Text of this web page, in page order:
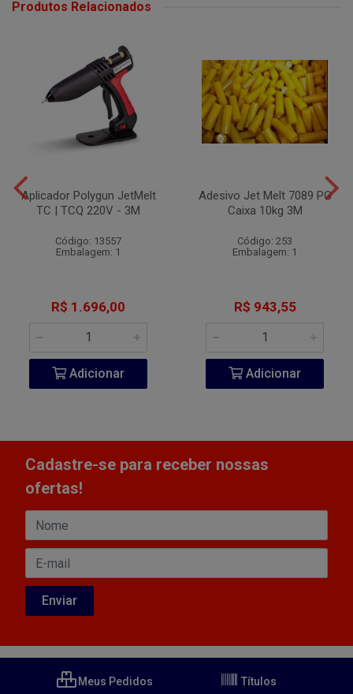
Produtos Relacionados
Aplicador Polygun JetMelt
TC | TCQ 220V - 3M
Código: 13557
Embalagem: 1
R$ 1.696,00
Adicionar
Adesivo Jet Melt 7089 PG
Caixa 10kg 3M
Código: 253
Embalagem: 1
R$ 943,55
Adicionar
Cadastre-se para receber nossas
ofertas!
Meus Pedidos Títulos